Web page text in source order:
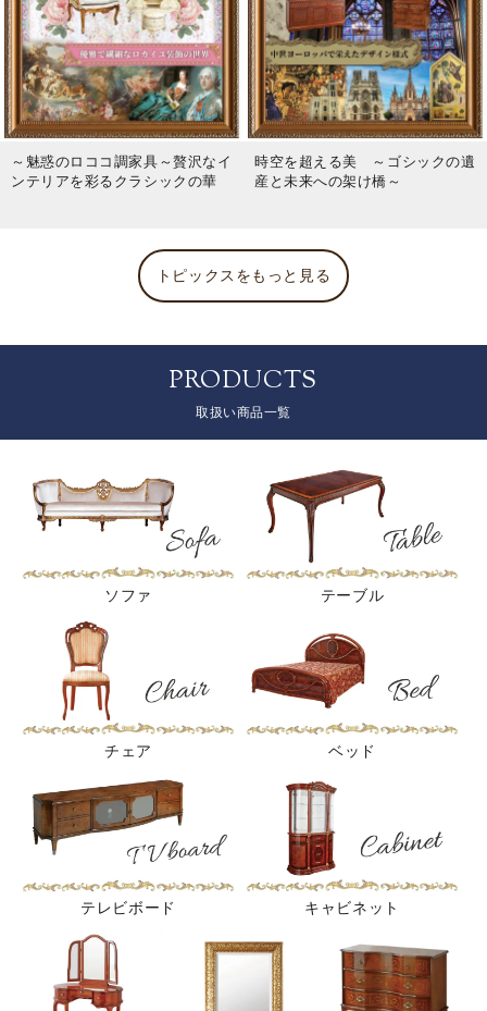
～魅惑のロココ調家具～贅沢なイ
ンテリアを彩るクラシックの華
時空を超える美 ～ゴシックの遺
産と未来への架け橋～
トピックスをもっと見る
PRODUCTS
取扱い商品一覧
ソファ テーブル
チェア ベッド
テレビボード キャビネット